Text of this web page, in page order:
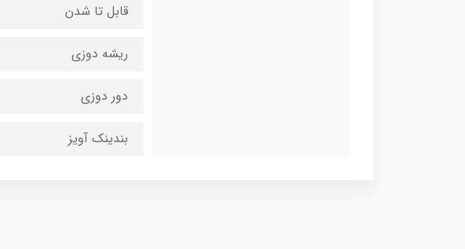
قابل تا شدن
ریشه دوزی
دور دوزی
بندینک آویز